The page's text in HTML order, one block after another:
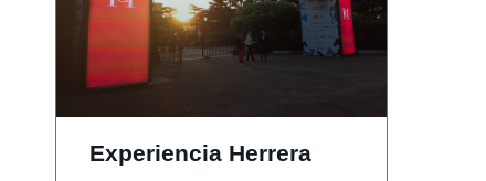
Experiencia Herrera